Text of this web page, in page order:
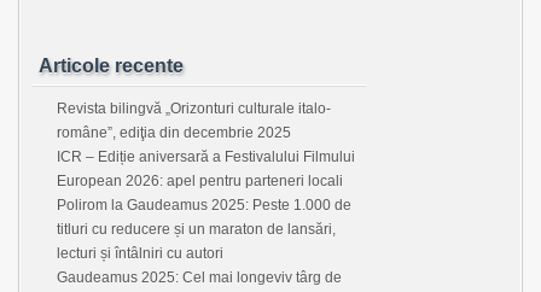
Articole recente
Revista bilingvă „Orizonturi culturale italo-
române”, ediţia din decembrie 2025
ICR – Ediție aniversară a Festivalului Filmului
European 2026: apel pentru parteneri locali
Polirom la Gaudeamus 2025: Peste 1.000 de
titluri cu reducere și un maraton de lansări,
lecturi și întâlniri cu autori
Gaudeamus 2025: Cel mai longeviv târg de